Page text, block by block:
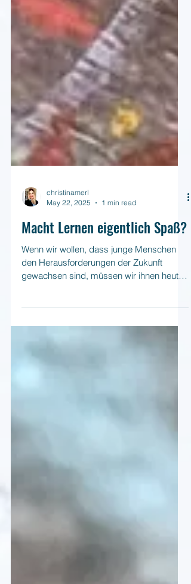
christinamerl
May 22, 2025
1 min read
Macht Lernen eigentlich Spaß?
Wenn wir wollen, dass junge Menschen
gewachsen sind, müssen wir ihnen heute
Unterrichtsformate.